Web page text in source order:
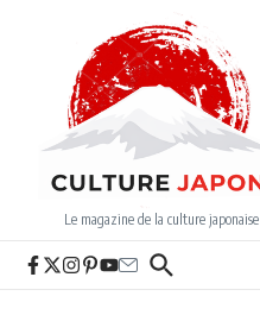
Le magazine de la culture japonaise